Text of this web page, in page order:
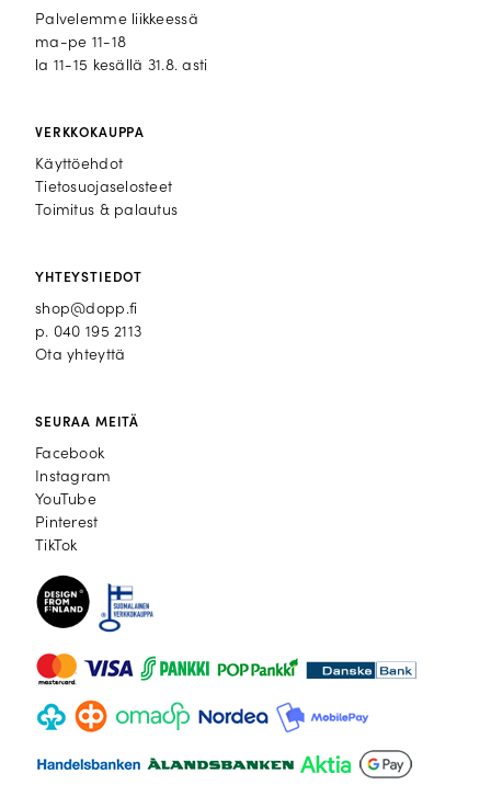
Palvelemme liikkeessä
ma-pe 11-18
la 11-15 kesällä 31.8. asti
VERKKOKAUPPA
Käyttöehdot
Tietosuojaselosteet
Toimitus & palautus
YHTEYSTIEDOT
shop@dopp.fi
p. 040 195 2113
Ota yhteyttä
SEURAA MEITÄ
Facebook
Facebook
Instagram
Instagram
YouTube
YouTube
Pinterest
Pinterest
TikTok
TikTok